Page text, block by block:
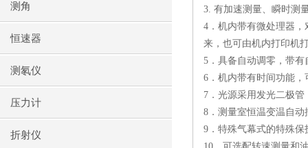
测角
恒速器
测氡仪
压力计
折射仪
3. 有加速测量、瞬时测
4 ．机内带有微处理器
来，也可由机内打印机
5 ．具备自动调零，带
6 ．机内带有时间功能
7 ．光源采用发光二极
8 ．测量室恒温变温自
9 ．特殊气幕式的特殊